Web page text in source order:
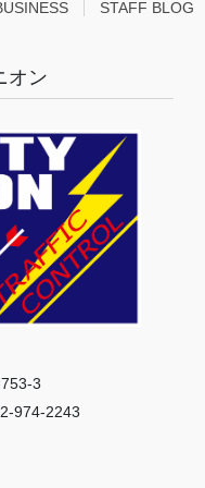
STAFF BLOG
オン
3
974-2243